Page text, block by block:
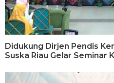
Didukung Dirjen Pendis
Suska Riau Gelar Seminar